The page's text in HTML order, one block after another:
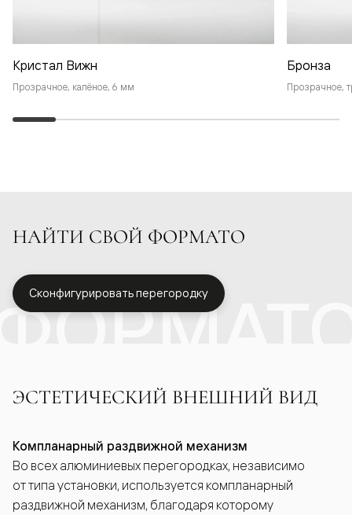
Кристал Вижн
Прозрачное, калёное, 6 мм
Бронза
Прозрачное,
НАЙТИ СВОЙ ФОРМАТО
Сконфигурировать перегородку
ЭСТЕТИЧЕСКИЙ ВНЕШНИЙ ВИД
Компланарный раздвижной механизм
Во всех алюминиевых перегородках, независимо
от типа установки, используется компланарный
раздвижной механизм, благодаря которому